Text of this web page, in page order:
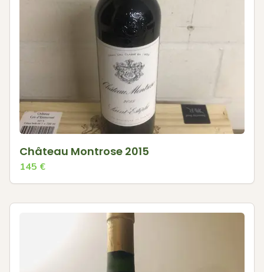
Château Montrose 2015
145 €